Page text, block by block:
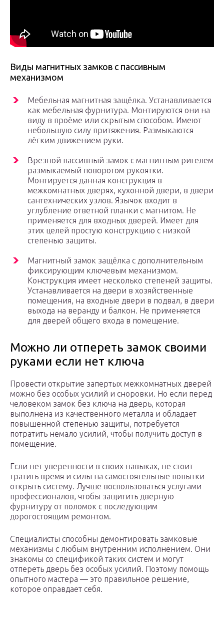
Виды магнитных замков с пассивным
механизмом
Мебельная магнитная защёлка. Устанавливается
как мебельная фурнитура. Монтируются они на
виду в проёме или скрытым способом. Имеют
небольшую силу притяжения. Размыкаются
лёгким движением руки.
Врезной пассивный замок с магнитным ригелем
размыкаемый поворотом рукоятки.
Монтируется данная конструкция в
межкомнатных дверях, кухонной двери, в двери
сантехнических узлов. Язычок входит в
углубление ответной планки с магнитом. Не
применяется для входных дверей. Имеет для
этих целей простую конструкцию с низкой
степенью защиты.
Магнитный замок защёлка с дополнительным
фиксирующим ключевым механизмом.
Конструкция имеет несколько степеней защиты.
Устанавливается на двери в хозяйственные
помещения, на входные двери в подвал, в двери
выхода на веранду и балкон. Не применяется
для дверей общего входа в помещение.
Можно ли отпереть замок своими
руками если нет ключа
Провести открытие запертых межкомнатных дверей
можно без особых усилий и сноровки. Но если перед
человеком замок без ключа на дверь, которая
выполнена из качественного металла и обладает
повышенной степенью защиты, потребуется
потратить немало усилий, чтобы получить доступ в
помещение.
Если нет уверенности в своих навыках, не стоит
тратить время и силы на самостоятельные попытки
открыть систему. Лучше воспользоваться услугами
профессионалов, чтобы защитить дверную
фурнитуру от поломок с последующим
дорогостоящим ремонтом.
Специалисты способны демонтировать замковые
механизмы с любым внутренним исполнением. Они
знакомы со спецификой таких систем и могут
отпереть дверь без особых усилий. Поэтому помощь
опытного мастера — это правильное решение,
которое оправдает себя.